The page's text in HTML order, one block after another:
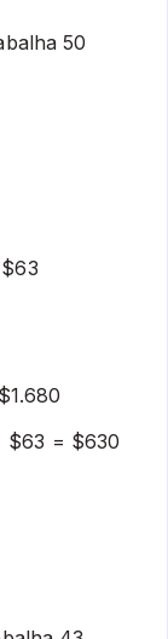
50
$63 = $630